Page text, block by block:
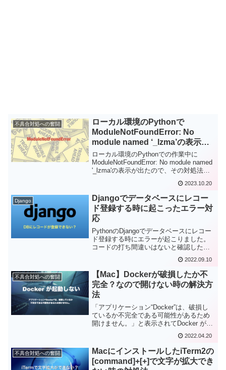
不具合対処への奮闘
ローカル環境のPythonで
ModuleNotFoundError: No
module named ‘_lzma’の表示が
出て悩む
ローカル環境のPythonでの作業中に
ModuleNotFoundError: No module named
'_lzma'の表示が出たので、その対処法を
2023.10.20
Django
Djangoでデータベースにレコー
ド登録する時に起こったエラー対
応
PythonのDjangoでデータベースにレコー
ド登録する時にエラーが起こりました。
コードの打ち間違いはないと確認したの
の自動整形が邪魔をしていることに気づ
きました。その対応方法をまとめておき
ます。
2022.09.10
不具合対処への奮闘
【Mac】Dockerが破損したか不
完全？なので開けない時の解決方
法
「アプリケーション“Docker”は、破損し
ているか不完全である可能性があるため
開けません。」と表示されてDocker が起
めてみました。再起動してもダメだった
のですが、これで簡単に解決しました。
2022.04.20
不具合対処への奮闘
MacにインストールしたiTerm2の
[command]+[+]で文字が拡大でき